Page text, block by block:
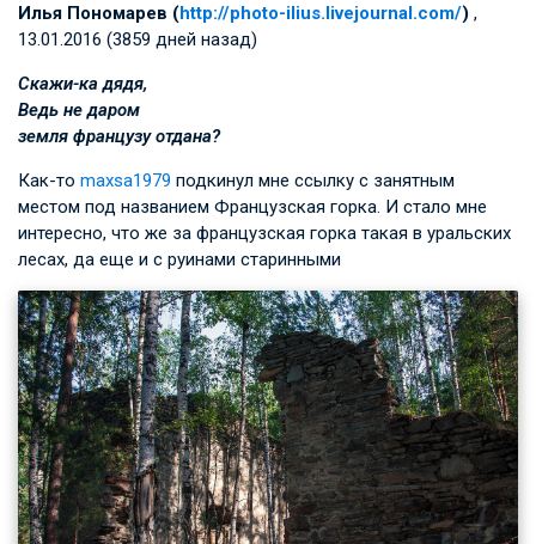
Илья Пономарев (http://photo-ilius.livejournal.com/) ,
13.01.2016 (3859 дней назад)
Скажи-ка дядя,
Ведь не даром
земля французу отдана?
Как-то maxsa1979 подкинул мне ссылку с занятным
местом под названием Французская горка. И стало мне
интересно, что же за французская горка такая в уральских
лесах, да еще и с руинами старинными